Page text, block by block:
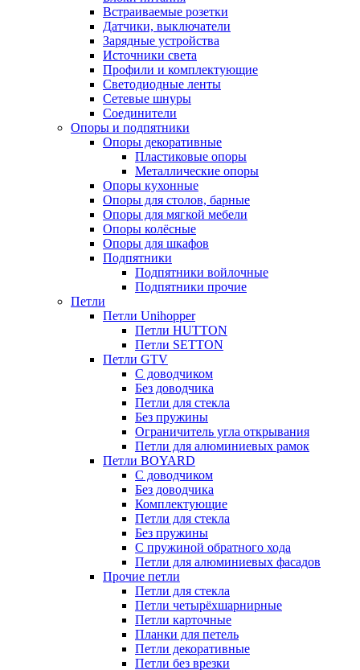
Встраиваемые розетки
Датчики, выключатели
Зарядные устройства
Источники света
Профили и комплектующие
Светодиодные ленты
Сетевые шнуры
Соединители
Опоры и подпятники
Опоры декоративные
Пластиковые опоры
Металлические опоры
Опоры кухонные
Опоры для столов, барные
Опоры для мягкой мебели
Опоры колёсные
Опоры для шкафов
Подпятники
Подпятники войлочные
Подпятники прочие
Петли
Петли Unihopper
Петли HUTTON
Петли SETTON
Петли GTV
С доводчиком
Без доводчика
Петли для стекла
Без пружины
Ограничитель угла открывания
Петли для алюминиевых рамок
Петли BOYARD
С доводчиком
Без доводчика
Комплектующие
Петли для стекла
Без пружины
С пружиной обратного хода
Петли для алюминиевых фасадов
Прочие петли
Петли для стекла
Петли четырёхшарнирные
Петли карточные
Планки для петель
Петли декоративные
Петли без врезки